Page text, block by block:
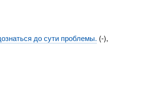
до сути проблемы. (-),